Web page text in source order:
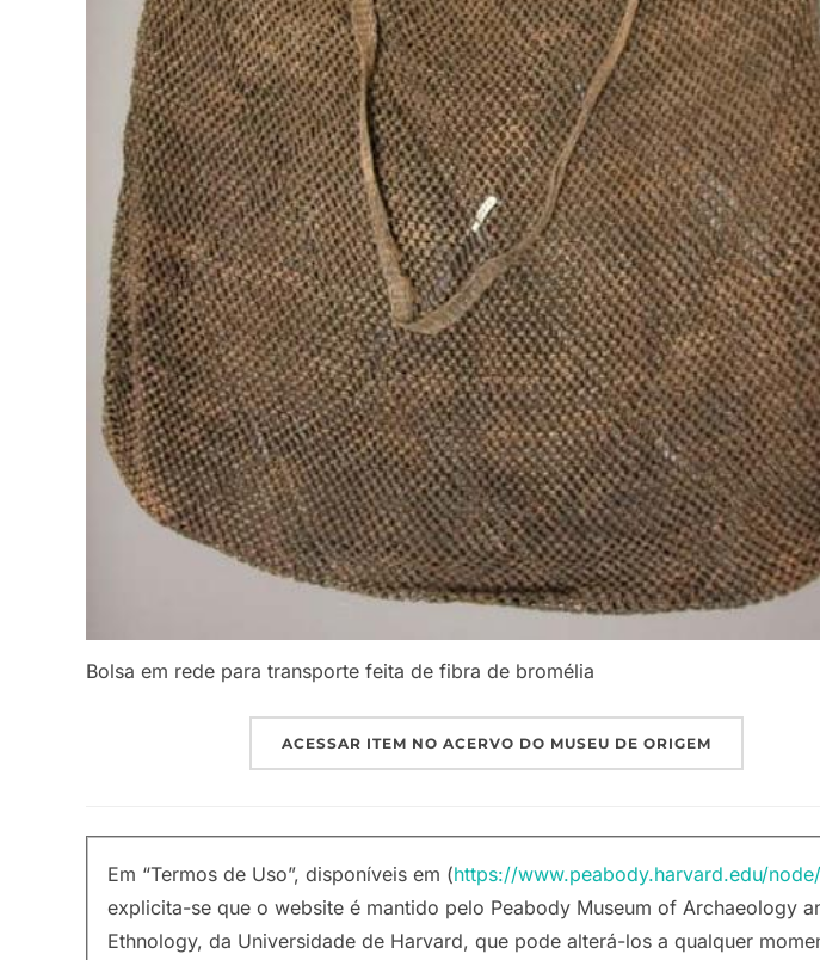
Bolsa em rede para transporte feita de fibra de bromélia
ACESSAR ITEM NO ACERVO DO MUSEU DE ORIGEM
Em “Termos de Uso”, disponíveis em (https://www.peabody.harvard.edu/
explicita-se que o website é mantido pelo Peabody Museum of Archaeology
Ethnology, da Universidade de Harvard, que pode alterá-los a qualquer